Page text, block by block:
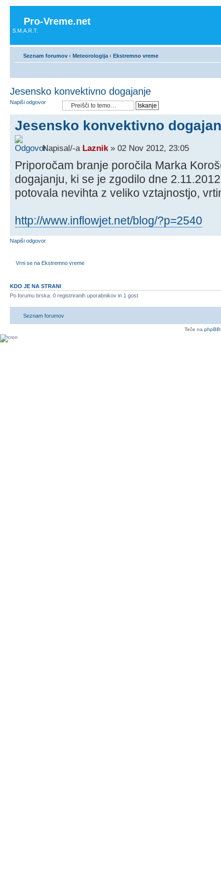
Pro-Vreme.net
S.M.A.R.T.
Seznam forumov ‹ Meteorologija ‹ Ekstremno vreme
Jesensko konvektivno dogajanje
Napiši odgovor
Jesensko konvektivno
Napisal/-a Laznik » 02 Nov 2012, 23:05
Priporočam branje poročila Marka
dogajanju, ki se je zgodilo dne
potovala nevihta z veliko vztajnostjo,
http://www.inflowjet.net/blog/?p=2540
Napiši odgovor
Vrni se na Ekstremno vreme
KDO JE NA STRANI
Po forumu brska: 0 registriranih uporabnikov in 1 gost
Seznam forumov
Teče na phpBB